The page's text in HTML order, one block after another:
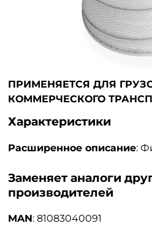
ПРИМЕНЯЕТСЯ ДЛЯ
КОММЕРЧЕСКОГО
Характеристики
Расширенное описание:
Заменяет аналоги
производителей
MAN:81083040091